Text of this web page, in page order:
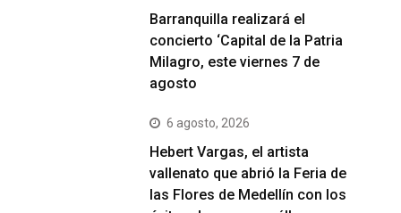
Barranquilla realizará el
concierto ‘Capital de la Patria
Milagro, este viernes 7 de
agosto
6 agosto, 2026
Hebert Vargas, el artista
vallenato que abrió la Feria de
las Flores de Medellín con los